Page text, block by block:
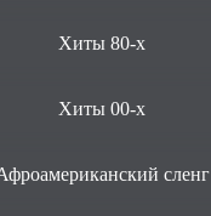
Хиты 80-х
Хиты 00-х
сленг